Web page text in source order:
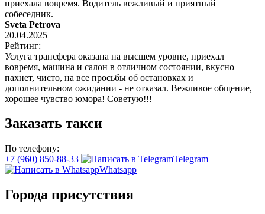
приехала вовремя. Водитель вежливый и приятный
собеседник.
Sveta Petrova
20.04.2025
Рейтинг:
Услуга трансфера оказана на высшем уровне, приехал
вовремя, машина и салон в отличном состоянии, вкусно
пахнет, чисто, на все просьбы об остановках и
дополнительном ожидании - не отказал. Вежливое общение,
хорошее чувство юмора! Советую!!!
Заказать такси
По телефону:
+7 (960) 850-88-33
Telegram
Whatsapp
Города присутствия